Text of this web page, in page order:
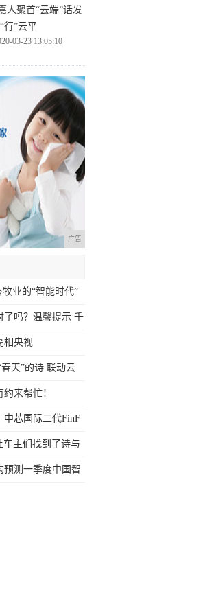
人聚首“云端”话发
行”云平
03-23 13:05:10
广告
业的“智能时代”
了吗？温馨提示 千
相央视
天”的诗 联动云
来帮忙！
中芯国际二代FinF
车主们找到了诗与
预测一季度中国智